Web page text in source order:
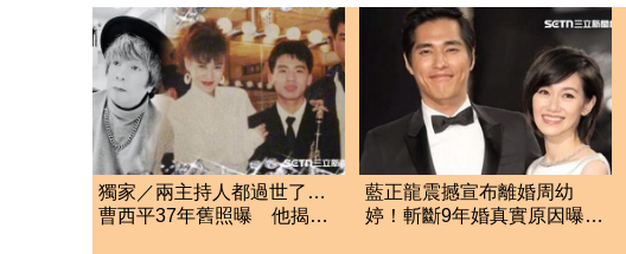
獨家／兩主持人都過世了…
曹西平37年舊照曝 他揭真
藍正龍震撼宣布離婚周幼
婷！斬斷9年婚真實原因曝